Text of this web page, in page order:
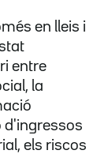
en lleis i
entre
la
d'ingressos
els riscos